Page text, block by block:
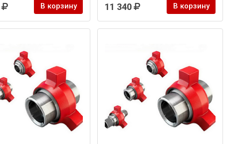
В корзину 11 340 В корзину